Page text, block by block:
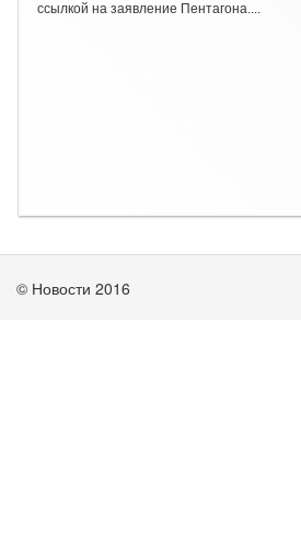
ссылкой на заявление Пентагона....
© Новости 2016